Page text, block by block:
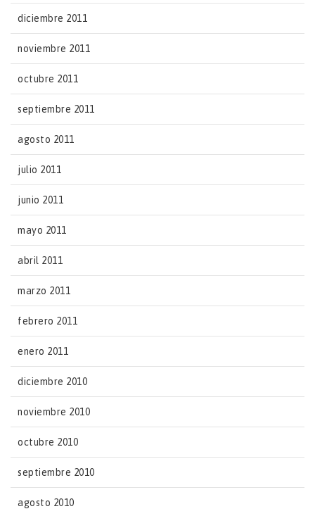
diciembre 2011
noviembre 2011
octubre 2011
septiembre 2011
agosto 2011
julio 2011
junio 2011
mayo 2011
abril 2011
marzo 2011
febrero 2011
enero 2011
diciembre 2010
noviembre 2010
octubre 2010
septiembre 2010
agosto 2010